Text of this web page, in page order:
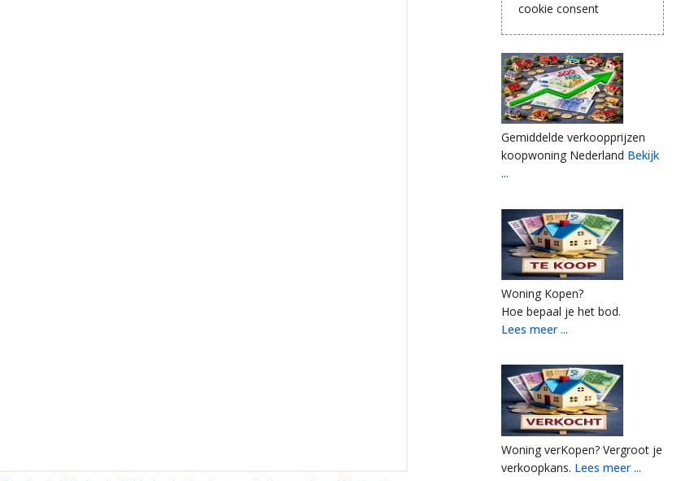
cookie consent
Gemiddelde verkoopprijzen
koopwoning Nederland Bekijk
...
Woning Kopen?
Hoe bepaal je het bod.
Lees meer ...
Woning verKopen? Vergroot je
verkoopkans. Lees meer ...